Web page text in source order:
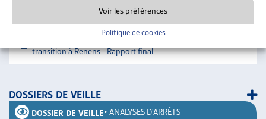
Voir les préférences
Politique de cookies
Dossier du mois complet
transition à Renens - Rapport final
DOSSIERS DE VEILLE
DOSSIER DE VEILLE• ANALYSES D'ARRÊTS